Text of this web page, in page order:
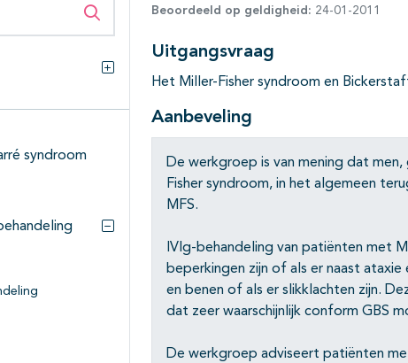
Zoeken binnen deze richtlijn
Alles openklappen
syndroom
Subpagina's open- en dichtklappen
Beoordeeld op geldigheid: 24-01-2011
Uitgangsvraag
Het Miller-Fisher syndroom en
Aanbeveling
De werkgroep is van mening dat
Fisher syndroom, in het algemeen
MFS.
IVIg-behandeling van patiënten met
beperkingen zijn of als er naast
en benen of als er slikklachten zijn.
dat zeer waarschijnlijk conform GBS
De werkgroep adviseert patiënten